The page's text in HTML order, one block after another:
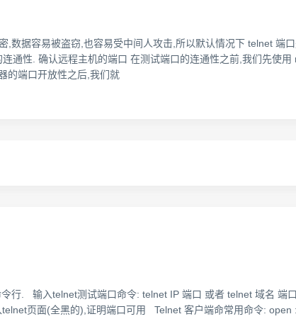
数据容易被盗窃,也容易受中间人攻击,所以默认情况下 telnet 端
通性. 确认远程主机的端口 在测试端口的连通性之前,我们先使
的端口开放性之后,我们就
行. 输入telnet测试端口命令: telnet IP 端口 或者 telnet 域名
页面(全黑的),证明端口可用 Telnet 客户端命常用命令: open